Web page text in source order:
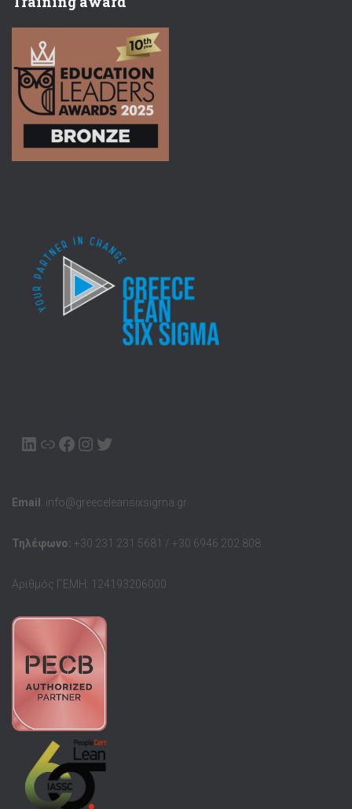
ΣΥΝΔΈΣΜΟΥ FACEBOOK INSTAGRAM
Email : info@greeceleansixsigma.gr
Τηλέφωνο: +30 231 231 5681 / +30 6946 202 808
Αριθμός ΓΕΜΗ: 124193206000